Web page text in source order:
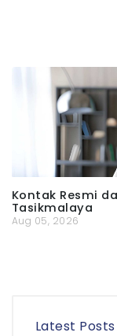
Kontak Resmi
Tasikmalaya
Aug 05, 2026
Latest Posts